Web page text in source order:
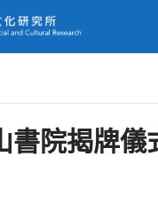
書院揭牌儀